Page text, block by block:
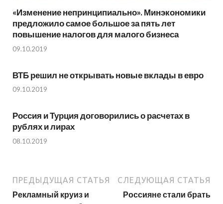
«Изменение непринципиально». Минэкономики
предложило самое большое за пять лет
повышение налогов для малого бизнеса
09.10.2019
ВТБ решил не открывать новые вклады в евро
09.10.2019
Россия и Турция договорились о расчетах в
рублях и лирах
08.10.2019
ПРЕДЫДУЩАЯ СТАТЬЯ
Рекламный круиз и
СЛЕДУЮЩАЯ СТАТЬЯ
Россияне стали брать